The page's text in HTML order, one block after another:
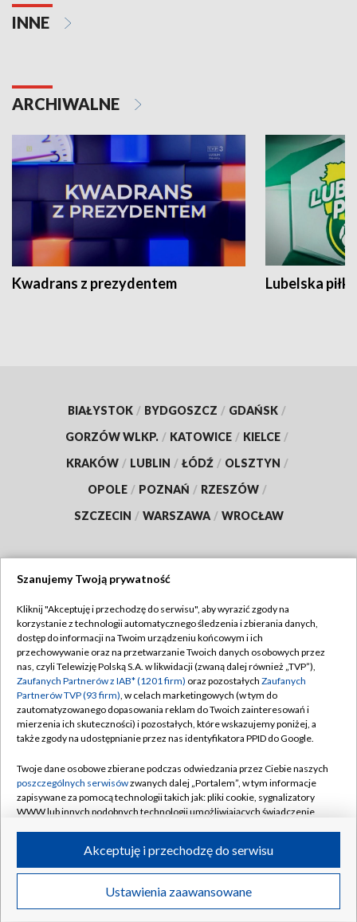
INNE
ARCHIWALNE
Kwadrans z prezydentem Lubelska piłka
BIAŁYSTOK / BYDGOSZCZ / GDAŃSK /
GORZÓW WLKP. / KATOWICE / KIELCE /
KRAKÓW / LUBLIN / ŁÓDŹ / OLSZTYN /
OPOLE / POZNAŃ / RZESZÓW /
SZCZECIN / WARSZAWA / WROCŁAW
TVP
Abonament TVP
Emisja w TVP
Centrum informacji TVP
Naziemna Telewizja Cyfrowa
Rada Programowa
System NOS
Informacje o nadawcy
Program dla prasy
Ogłoszenie przetargowe
Regulamin TVP
Polityka prywatności
Moje zgody
Pomoc
Kontakt
Kanały
©2026 Telewizja Polska S.A. w likwidacji
Szanujemy Twoją prywatność
Kliknij "Akceptuję i przechodzę do serwisu", aby wyrazić zgody na
korzystanie z technologii automatycznego śledzenia i zbierania danych,
dostęp do informacji na Twoim urządzeniu końcowym i ich
przechowywanie oraz na przetwarzanie Twoich danych osobowych przez
nas, czyli Telewizję Polską S.A. w likwidacji (zwaną dalej również „TVP”),
Zaufanych Partnerów z IAB* (1201 firm) oraz pozostałych Zaufanych
Partnerów TVP (93 firm), w celach marketingowych (w tym do
zautomatyzowanego dopasowania reklam do Twoich zainteresowań i
mierzenia ich skuteczności) i pozostałych, które wskazujemy poniżej, a
także zgody na udostępnianie przez nas identyfikatora PPID do Google.
Twoje dane osobowe zbierane podczas odwiedzania przez Ciebie naszych
poszczególnych serwisówzwanych dalej „Portalem”, w tym informacje
zapisywane za pomocą technologii takich jak: pliki cookie, sygnalizatory
WWW lub innych podobnych technologii umożliwiających świadczenie
ruchu w Internecie.
Twoje dane osobowe zbierane podczas odwiedzania przez Ciebie
poszczególnych serwisówna Portalu, takie jak adresy IP, identyfikatory
Ustawienia zaawansowane
Akceptuję i przechodzę do serwisu